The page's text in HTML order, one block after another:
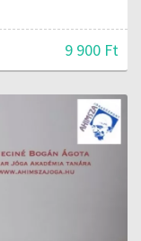
9 900 Ft